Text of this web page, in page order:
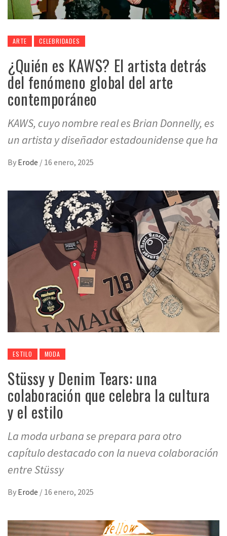
ARTE CELEBRIDADES
¿Quién es KAWS? El artista detrás
del fenómeno global del arte
contemporáneo
KAWS, cuyo nombre real es Brian Donnelly, es
un artista y diseñador estadounidense que ha
By Erode / 16 enero, 2025
ESTILO MODA
Stüssy y Denim Tears: una
colaboración que celebra la cultura
y el estilo
La moda urbana se prepara para otro
capítulo destacado con la nueva colaboración
entre Stüssy
By Erode / 16 enero, 2025